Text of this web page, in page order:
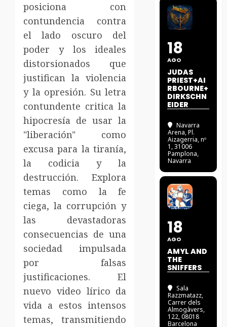
posiciona con
contundencia contra
el lado oscuro del
poder y los ideales
distorsionados que
justifican la violencia
y la opresión. Su letra
contundente critica la
hipocresía de usar la
"liberación" como
excusa para la tiranía,
la codicia y la
destrucción. Explora
temas como la fe
ciega, la corrupción y
las devastadoras
consecuencias de una
sociedad impulsada
por falsas
justificaciones. El
nuevo video lírico da
vida a estos intensos
temas, transmitiendo
18
AGO
JUDAS
PRIEST+AI
RBOURNE+
DIRKSCHN
EIDER
Navarra
Arena, Pl.
Aizagerria, nº
1, 31006
Pamplona,
Navarra
18
AGO
AMYL AND
THE
SNIFFERS
Sala
Razzmatazz,
Carrer dels
Almogàvers,
122, 08018
Barcelona